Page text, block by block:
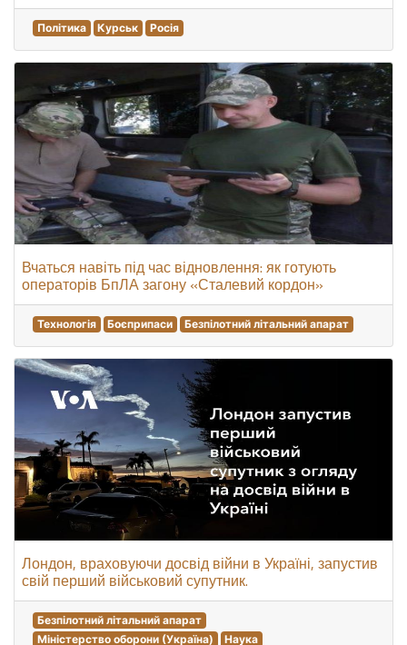
Політика Курськ Росія
Вчаться навіть під час відновлення: як готують
операторів БпЛА загону «Сталевий кордон»
Технологія Боєприпаси Безпілотний літальний апарат
Лондон, враховуючи досвід війни в Україні, запустив
свій перший військовий супутник.
Безпілотний літальний апарат
Міністерство оборони (Україна)
Наука